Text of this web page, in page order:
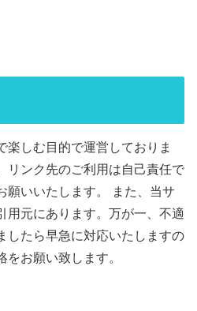
楽しむ目的で運営しておりま
リンク先のご利用は自己責任で
願いいたします。 また、当サ
用元にあります。万が一、不適
したら早急に対応いたしますの
お願い致します。